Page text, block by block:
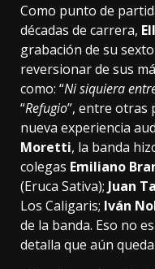
Como punto de
décadas de carrera,
grabación de su
reversionar de sus
como: “Ni siquiera
“Refugio”, entre otras
nueva experiencia
Moretti, la banda
colegas Emiliano
(Eruca Sativa); Juan
Los Caligaris; Iván
de la banda. Eso no
detalla que aún